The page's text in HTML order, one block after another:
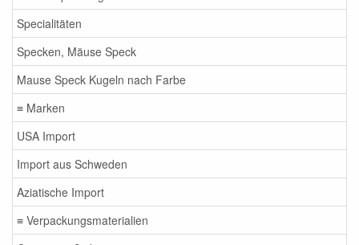
Specialitäten
Specken, Mäuse Speck
Mause Speck Kugeln nach Farbe
≡ Marken
USA Import
Import aus Schweden
Aziatische Import
≡ Verpackungsmaterialien